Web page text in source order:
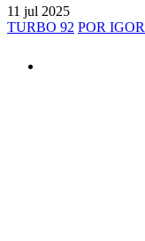
11 jul 2025
TURBO 92 POR